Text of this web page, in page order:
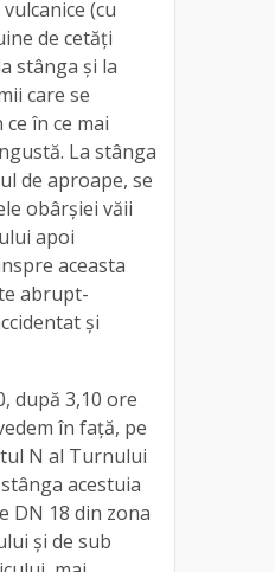
(cu
de cetăți
stânga și la
care se
în ce mai
La stânga
de aproape, se
obârșiei văii
apoi
aceasta
abrupt-
și
după 3,10 ore
în față, pe
N al Turnului
acestuia
DN 18 din zona
și de sub